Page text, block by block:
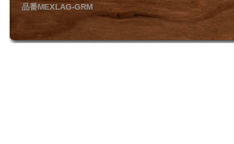
品番MEXLAG-GRM